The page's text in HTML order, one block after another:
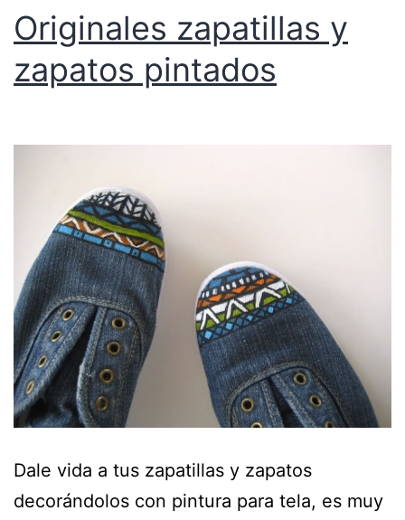
Originales zapatillas y
zapatos pintados
Dale vida a tus zapatillas y zapatos
decorándolos con pintura para tela, es muy